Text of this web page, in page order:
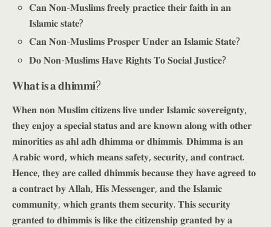
𝐂𝐚𝐧 𝐍𝐨𝐧-𝐌𝐮𝐬𝐥𝐢𝐦𝐬 𝐟𝐫𝐞𝐞𝐥𝐲 𝐩𝐫𝐚𝐜𝐭𝐢𝐜𝐞 𝐭𝐡𝐞𝐢𝐫 𝐟𝐚𝐢𝐭𝐡 𝐢𝐧 𝐚𝐧
𝐈𝐬𝐥𝐚𝐦𝐢𝐜 𝐬𝐭𝐚𝐭𝐞?
𝐂𝐚𝐧 𝐍𝐨𝐧-𝐌𝐮𝐬𝐥𝐢𝐦𝐬 𝐏𝐫𝐨𝐬𝐩𝐞𝐫 𝐔𝐧𝐝𝐞𝐫 𝐚𝐧 𝐈𝐬𝐥𝐚𝐦𝐢𝐜 𝐒𝐭𝐚𝐭𝐞?
𝐃𝐨 𝐍𝐨𝐧-𝐌𝐮𝐬𝐥𝐢𝐦𝐬 𝐇𝐚𝐯𝐞 𝐑𝐢𝐠𝐡𝐭𝐬 𝐓𝐨 𝐒𝐨𝐜𝐢𝐚𝐥 𝐉𝐮𝐬𝐭𝐢𝐜𝐞?
𝐖𝐡𝐚𝐭 𝐢𝐬 𝐚 𝐝𝐡𝐢𝐦𝐦𝐢?
𝐖𝐡𝐞𝐧 𝐧𝐨𝐧 𝐌𝐮𝐬𝐥𝐢𝐦 𝐜𝐢𝐭𝐢𝐳𝐞𝐧𝐬 𝐥𝐢𝐯𝐞 𝐮𝐧𝐝𝐞𝐫 𝐈𝐬𝐥𝐚𝐦𝐢𝐜 𝐬𝐨𝐯𝐞𝐫𝐞𝐢𝐠𝐧𝐭𝐲,
𝐭𝐡𝐞𝐲 𝐞𝐧𝐣𝐨𝐲 𝐚 𝐬𝐩𝐞𝐜𝐢𝐚𝐥 𝐬𝐭𝐚𝐭𝐮𝐬 𝐚𝐧𝐝 𝐚𝐫𝐞 𝐤𝐧𝐨𝐰𝐧 𝐚𝐥𝐨𝐧𝐠 𝐰𝐢𝐭𝐡 𝐨𝐭𝐡𝐞𝐫
𝐦𝐢𝐧𝐨𝐫𝐢𝐭𝐢𝐞𝐬 𝐚𝐬 𝐚𝐡𝐥 𝐚𝐝𝐡 𝐝𝐡𝐢𝐦𝐦𝐚 𝐨𝐫 𝐝𝐡𝐢𝐦𝐦𝐢𝐬. 𝐃𝐡𝐢𝐦𝐦𝐚 𝐢𝐬 𝐚𝐧
𝐀𝐫𝐚𝐛𝐢𝐜 𝐰𝐨𝐫𝐝, 𝐰𝐡𝐢𝐜𝐡 𝐦𝐞𝐚𝐧𝐬 𝐬𝐚𝐟𝐞𝐭𝐲, 𝐬𝐞𝐜𝐮𝐫𝐢𝐭𝐲, 𝐚𝐧𝐝 𝐜𝐨𝐧𝐭𝐫𝐚𝐜𝐭.
𝐇𝐞𝐧𝐜𝐞, 𝐭𝐡𝐞𝐲 𝐚𝐫𝐞 𝐜𝐚𝐥𝐥𝐞𝐝 𝐝𝐡𝐢𝐦𝐦𝐢𝐬 𝐛𝐞𝐜𝐚𝐮𝐬𝐞 𝐭𝐡𝐞𝐲 𝐡𝐚𝐯𝐞 𝐚𝐠𝐫𝐞𝐞𝐝 𝐭𝐨
𝐚 𝐜𝐨𝐧𝐭𝐫𝐚𝐜𝐭 𝐛𝐲 𝐀𝐥𝐥𝐚𝐡, 𝐇𝐢𝐬 𝐌𝐞𝐬𝐬𝐞𝐧𝐠𝐞𝐫, 𝐚𝐧𝐝 𝐭𝐡𝐞 𝐈𝐬𝐥𝐚𝐦𝐢𝐜
𝐜𝐨𝐦𝐦𝐮𝐧𝐢𝐭𝐲, 𝐰𝐡𝐢𝐜𝐡 𝐠𝐫𝐚𝐧𝐭𝐬 𝐭𝐡𝐞𝐦 𝐬𝐞𝐜𝐮𝐫𝐢𝐭𝐲. 𝐓𝐡𝐢𝐬 𝐬𝐞𝐜𝐮𝐫𝐢𝐭𝐲
𝐠𝐫𝐚𝐧𝐭𝐞𝐝 𝐭𝐨 𝐝𝐡𝐢𝐦𝐦𝐢𝐬 𝐢𝐬 𝐥𝐢𝐤𝐞 𝐭𝐡𝐞 𝐜𝐢𝐭𝐢𝐳𝐞𝐧𝐬𝐡𝐢𝐩 𝐠𝐫𝐚𝐧𝐭𝐞𝐝 𝐛𝐲 𝐚